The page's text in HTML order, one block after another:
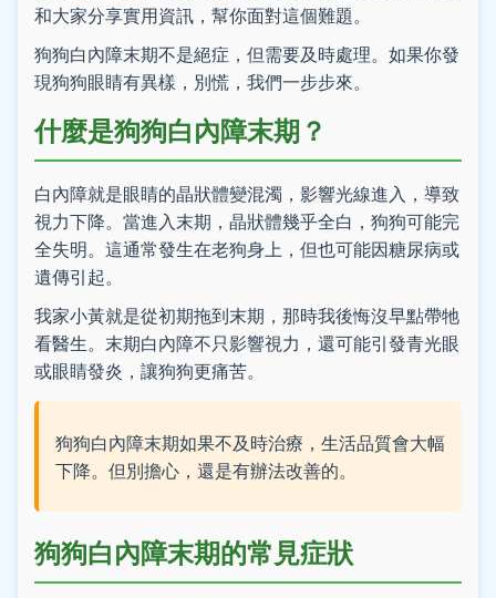
和大家分享實用資訊，幫你面對這個難題。
狗狗白內障末期不是絕症，但需要及時處理。如果你發
現狗狗眼睛有異樣，別慌，我們一步步來。
什麼是狗狗白內障末期？
白內障就是眼睛的晶狀體變混濁，影響光線進入，導致
視力下降。當進入末期，晶狀體幾乎全白，狗狗可能完
全失明。這通常發生在老狗身上，但也可能因糖尿病或
遺傳引起。
我家小黃就是從初期拖到末期，那時我後悔沒早點帶牠
看醫生。末期白內障不只影響視力，還可能引發青光眼
或眼睛發炎，讓狗狗更痛苦。
狗狗白內障末期如果不及時治療，生活品質會大幅
下降。但別擔心，還是有辦法改善的。
狗狗白內障末期的常見症狀